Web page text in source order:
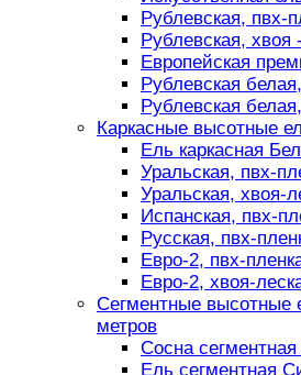
Рублевская, пвх-
Рублевская, хвоя
Европейская
Рублевская
Рублевская
Каркасные высотные
Ель каркасная
Уральская, пвх-
Уральская, хвоя-
Испанская, пвх-
Русская, пвх-
Евро-2, пвх-
Евро-2, хвоя-
Сегментные высотные
метров
Сосна
Ель сегментная